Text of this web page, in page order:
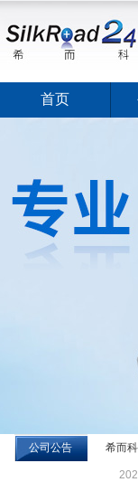
希而科工业控制设备有限公司
首页
公司公告 希而